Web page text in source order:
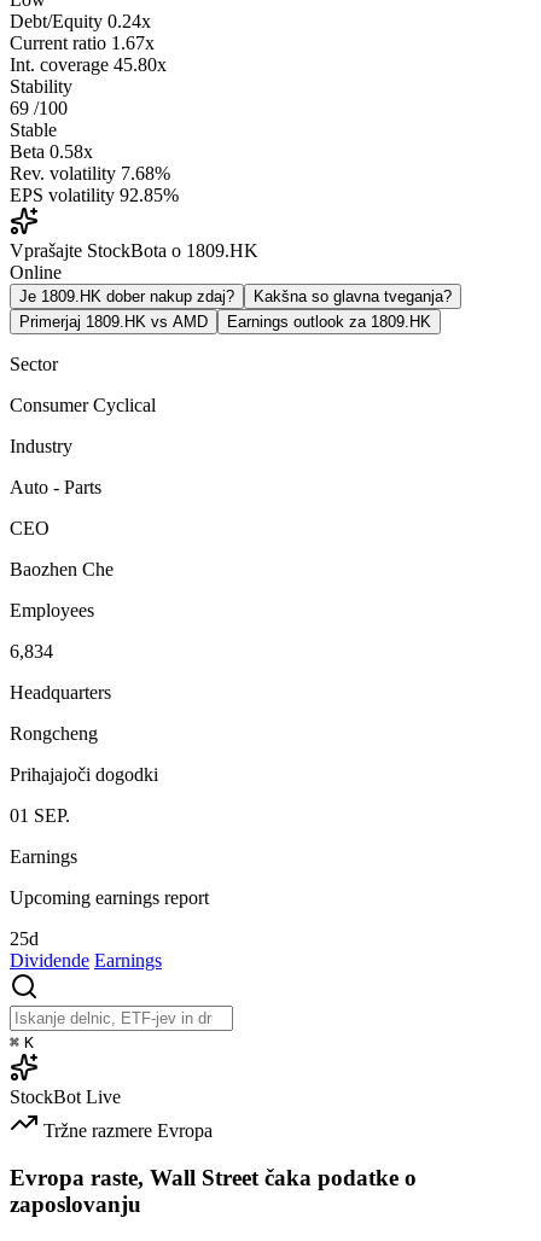
Debt/Equity 0.24x
Current ratio 1.67x
Int. coverage 45.80x
Stability
69 /100
Stable
Beta 0.58x
Rev. volatility 7.68%
EPS volatility 92.85%
Vprašajte StockBota o 1809.HK
Online
Je 1809.HK dober nakup zdaj?
Kakšna so glavna tveganja?
Primerjaj 1809.HK vs AMD
Earnings outlook za 1809.HK
Sector
Consumer Cyclical
Industry
Auto - Parts
CEO
Baozhen Che
Employees
6,834
Headquarters
Rongcheng
Prihajajoči dogodki
01 SEP.
Earnings
Upcoming earnings report
25d
Dividende Earnings
⌘ K
StockBot Live
Tržne razmere Evropa
Evropa raste, Wall Street čaka podatke o
zaposlovanju